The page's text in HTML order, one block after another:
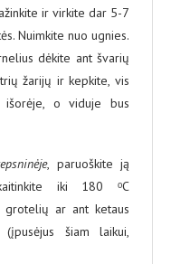
ir virkite dar 5-7
Nuimkite nuo ugnies.
dėkite ant švarių
žarijų ir kepkite, vis
išorėje, o viduje bus
, paruoškite ją
iki 180 ᵒC
ar ant ketaus
šiam laikui,